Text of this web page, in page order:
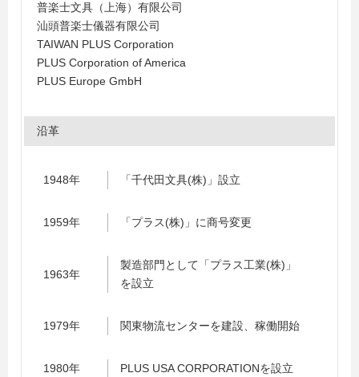
普楽士文具（上海）有限公司
汕頭普楽士儀器有限公司
TAIWAN PLUS Corporation
PLUS Corporation of America
PLUS Europe GmbH
沿革
1948年 「千代田文具(株)」設立
1959年 「プラス(株)」に商号変更
1963年
製造部門として「プラス工業(株)」
を設立
1979年 関東物流センターを建設、稼働開始
1980年 PLUS USA CORPORATIONを設立